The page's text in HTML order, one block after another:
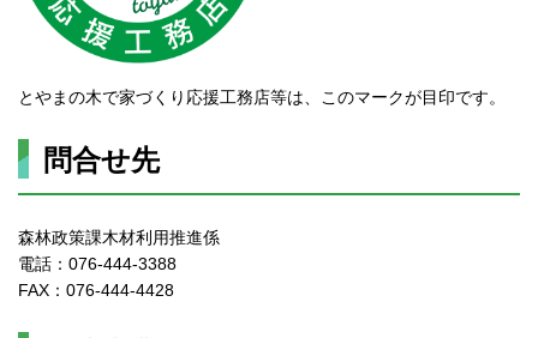
とやまの木で家づくり応援工務店等は、このマークが目印です。
問合せ先
森林政策課木材利用推進係
電話：076-444-3388
FAX：076-444-4428